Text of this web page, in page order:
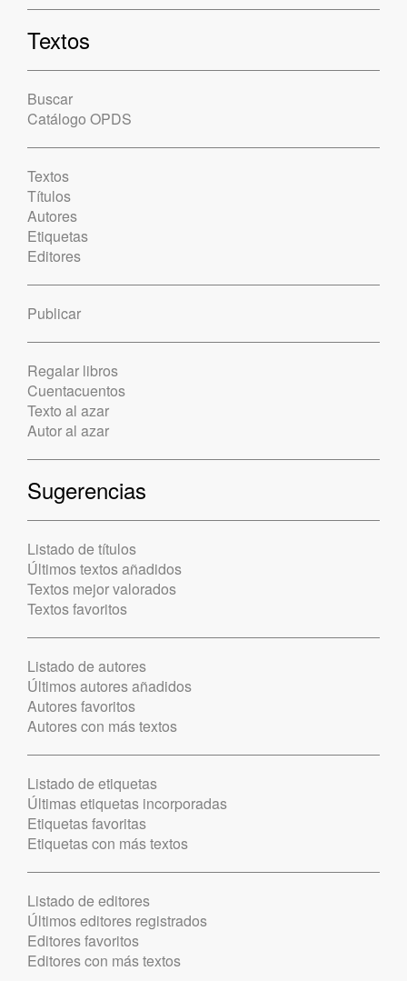
Textos
Buscar
Catálogo OPDS
Textos
Títulos
Autores
Etiquetas
Editores
Publicar
Regalar libros
Cuentacuentos
Texto al azar
Autor al azar
Sugerencias
Listado de títulos
Últimos textos añadidos
Textos mejor valorados
Textos favoritos
Listado de autores
Últimos autores añadidos
Autores favoritos
Autores con más textos
Listado de etiquetas
Últimas etiquetas incorporadas
Etiquetas favoritas
Etiquetas con más textos
Listado de editores
Últimos editores registrados
Editores favoritos
Editores con más textos